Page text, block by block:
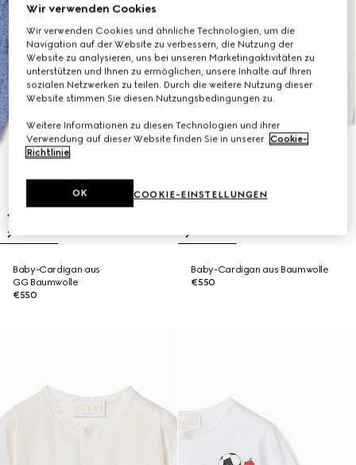
Baby-Cardigan aus
GG Baumwolle
€550
Baby-Cardigan aus Baumwolle
€550
Wir verwenden Cookies
Wir verwenden Cookies und ähnliche Technologien, um die
Navigation auf der Website zu verbessern, die Nutzung der
Website zu analysieren, uns bei unseren Marketingaktivitäten zu
unterstützen und Ihnen zu ermöglichen, unsere Inhalte auf Ihren
sozialen Netzwerken zu teilen. Durch die weitere Nutzung dieser
Website stimmen Sie diesen Nutzungsbedingungen zu.
Weitere Informationen zu diesen Technologien und ihrer
Verwendung auf dieser Website finden Sie in unserer Cookie-
Richtlinie.
COOKIE-EINSTELLUNGEN
OK